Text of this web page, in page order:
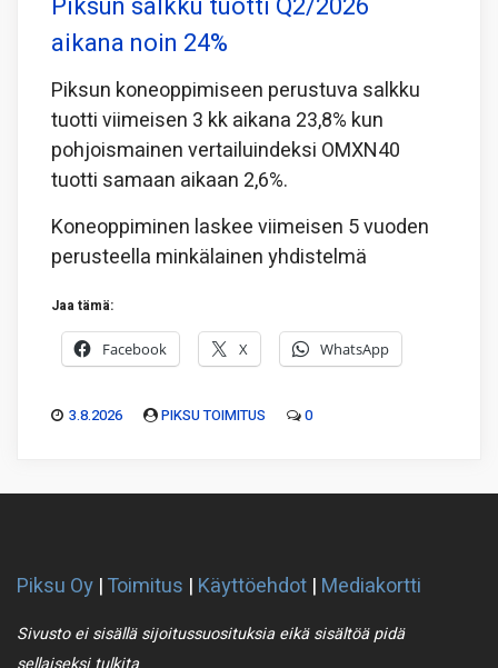
aikana noin 24%
Piksun koneoppimiseen perustuva salkku
tuotti viimeisen 3 kk aikana 23,8% kun
pohjoismainen vertailuindeksi OMXN40
tuotti samaan aikaan 2,6%.
Koneoppiminen laskee viimeisen 5 vuoden
perusteella minkälainen yhdistelmä
Jaa tämä:
Facebook X WhatsApp
3.8.2026 PIKSU TOIMITUS 0
Piksu Oy |Toimitus | Käyttöehdot | Mediakortti
Sivusto ei sisällä sijoitussuosituksia eikä sisältöä pidä